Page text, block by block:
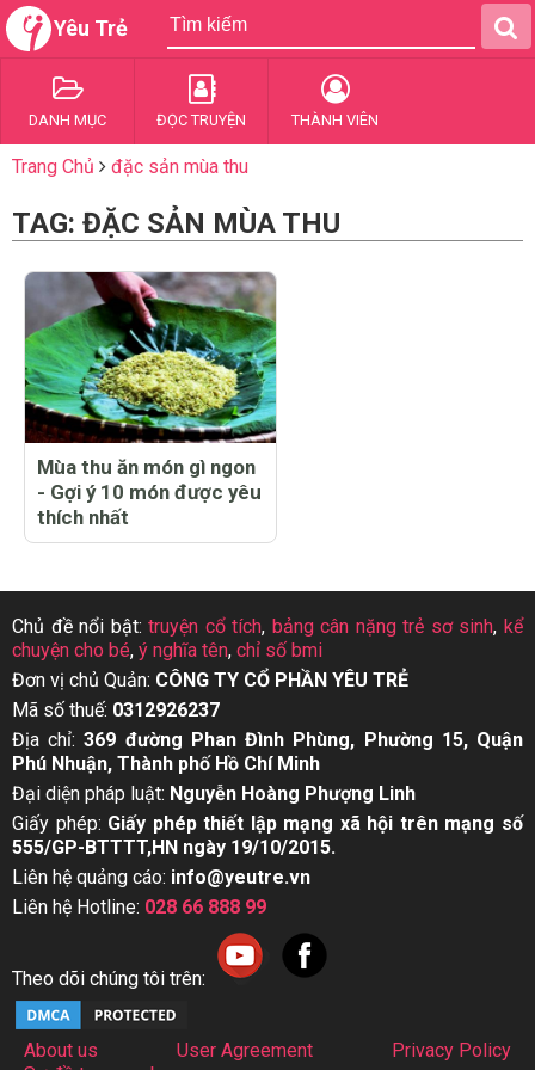
Yêu Trẻ
DANH MỤC ĐỌC TRUYỆN THÀNH VIÊN
Trang Chủ đặc sản mùa thu
TAG: ĐẶC SẢN MÙA THU
Mùa thu ăn món gì ngon
- Gợi ý 10 món được yêu
thích nhất
Chủ đề nổi bật:truyện cổ tích, bảng cân nặng trẻ sơ sinh,kể
chuyện cho bé, ý nghĩa tên, chỉ số bmi
Đơn vị chủ Quản: CÔNG TY CỔ PHẦN YÊU TRẺ
Mã số thuế: 0312926237
Địa chỉ:369 đường Phan Đình Phùng, Phường 15, Quận
Phú Nhuận, Thành phố Hồ Chí Minh
Đại diện pháp luật: Nguyễn Hoàng Phượng Linh
Giấy phép: Giấy phép thiết lập mạng xã hội trên mạng số
555/GP-BTTTT,HN ngày 19/10/2015.
Liên hệ quảng cáo: info@yeutre.vn
Liên hệ Hotline: 028 66 888 99
Theo dõi chúng tôi trên:
About us User Agreement
Privacy Policy